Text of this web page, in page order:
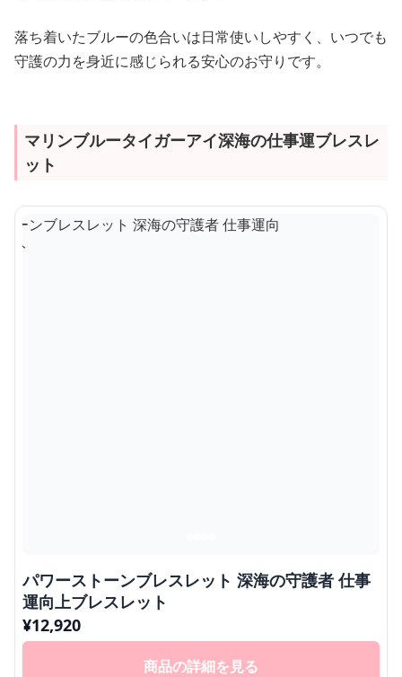
落ち着いたブルーの色合いは日常使いしやすく、いつでも
守護の力を身近に感じられる安心のお守りです。
マリンブルータイガーアイ深海の仕事運ブレスレ
ット
パワーストーンブレスレット 深海の守護者 仕事
運向上ブレスレット
¥12,920
商品の詳細を見る